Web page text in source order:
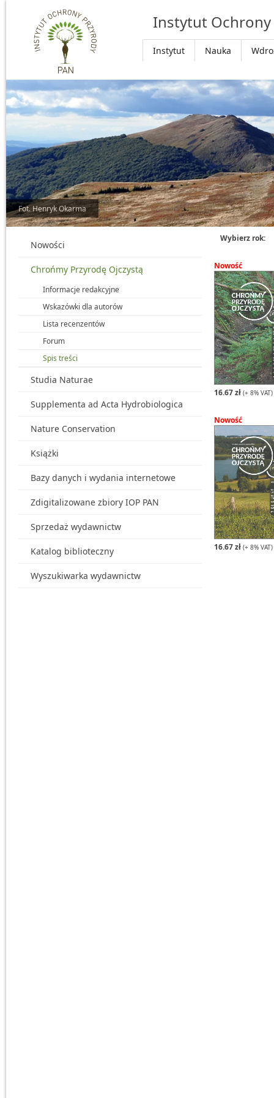
Przejdź do głównej treści
Instytut Ochrony
Instytut Nauka
Fot. Henryk Okarma
Nowości
Chrońmy Przyrodę Ojczystą
Informacje redakcyjne
Wskazówki dla autorów
Lista recenzentów
Forum
Spis treści
Studia Naturae
Supplementa ad Acta Hydrobiologica
Nature Conservation
Książki
Bazy danych i wydania internetowe
Zdigitalizowane zbiory IOP PAN
Sprzedaż wydawnictw
Katalog biblioteczny
Wyszukiwarka wydawnictw
Wybierz rok:
Nowość
16.67 zł (+ 8% VAT)
Nowość
16.67 zł (+ 8% VAT)